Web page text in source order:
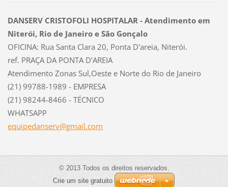
DANSERV CRISTOFOLI HOSPITALAR - Atendimento em
Niterói, Rio de Janeiro e São Gonçalo
OFICINA: Rua Santa Clara 20, Ponta D'areia, Niterói.
ref. PRAÇA DA PONTA D'AREIA
Atendimento Zonas Sul,Oeste e Norte do Rio de Janeiro
(21) 99788-1989 - EMPRESA
(21) 98244-8466 - TÉCNICO
WHATSAPP
equipedanserv@gmail.com
© 2013 Todos os direitos reservados.
Crie um site gratuito